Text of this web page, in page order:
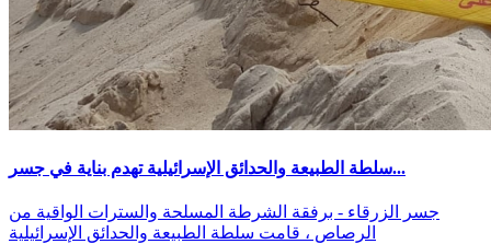
سلطة الطبيعة والحدائق الإسرائيلية تهدم بناية في جسر...
جسر الزرقاء - برفقة الشرطة المسلحة والسترات الواقية من
الرصاص ، قامت سلطة الطبيعة والحدائق الإسرائيلية